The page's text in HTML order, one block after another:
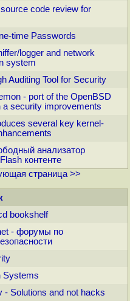
code review for
time Passwords
logger and network
system
Auditing Tool for Security
- port of the OpenBSD
a security improvements
several key kernel-
анализатор
контенте
страница >>
bookshelf
- форумы по
Systems
- Solutions and not hacks